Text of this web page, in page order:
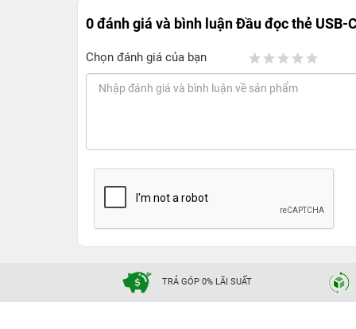
0 đánh giá và bình luậnĐầu đọc thẻ USB-
Chọn đánh giá của bạn
TRẢ GÓP 0% LÃI SUẤT